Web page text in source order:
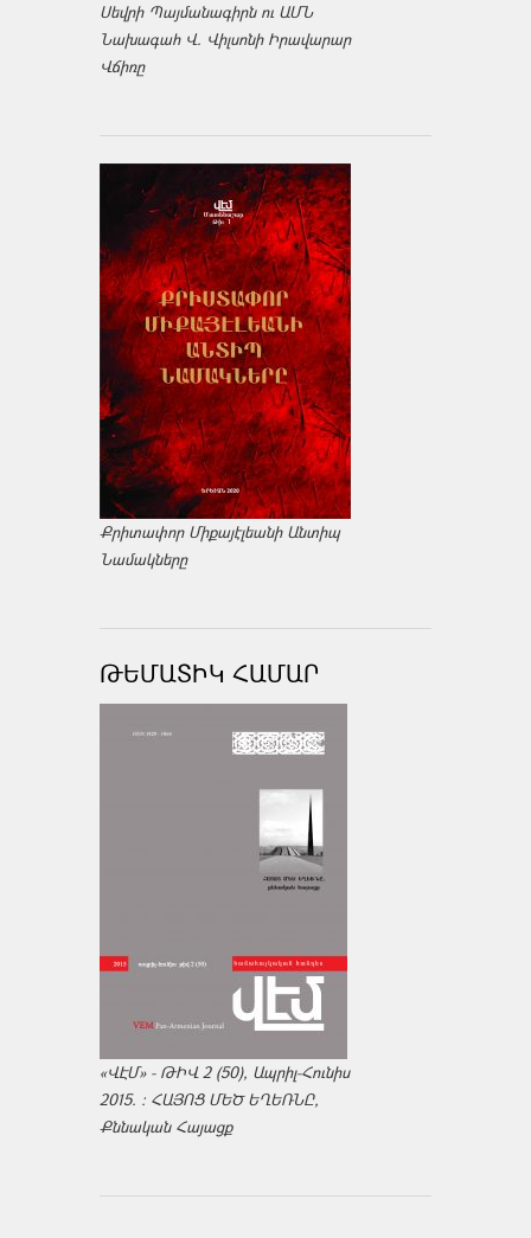
Սեվրի Պայմանագիրն ու ԱՄՆ
Նախագահ Վ. Վիլսոնի Իրավարար
Վճիռը
Քրիտափոր Միքայէլեանի Անտիպ
Նամակները
ԹԵՄԱՏԻԿ ՀԱՄԱՐ
«ՎԷՄ» - ԹԻՎ 2 (50), Ապրիլ-Հունիս
2015. : ՀԱՅՈՑ ՄԵԾ ԵՂԵՌՆԸ,
Քննական Հայացք